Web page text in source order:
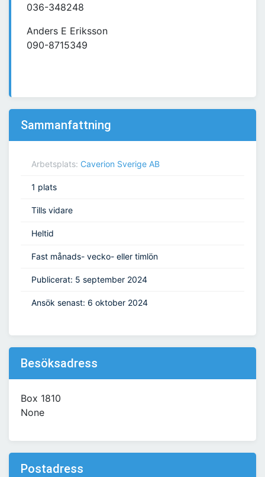
036-348248
Anders E Eriksson
090-8715349
Sammanfattning
Arbetsplats: Caverion Sverige AB
1 plats
Tills vidare
Heltid
Fast månads- vecko- eller timlön
Publicerat: 5 september 2024
Ansök senast: 6 oktober 2024
Besöksadress
Box 1810
None
Postadress